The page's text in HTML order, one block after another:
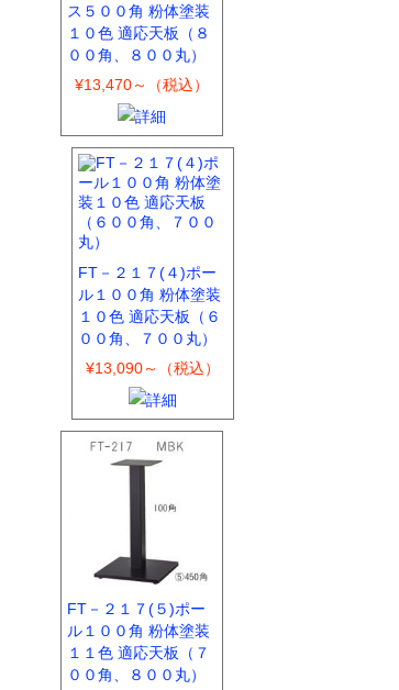
ス５００角 粉体塗装
１０色 適応天板（８
００角、８００丸）
¥13,470～（税込）
FT－２１７(４)ポー
ル１００角 粉体塗装
１０色 適応天板（６
００角、７００丸）
¥13,090～（税込）
FT－２１７(５)ポー
ル１００角 粉体塗装
１１色 適応天板（７
００角、８００丸）